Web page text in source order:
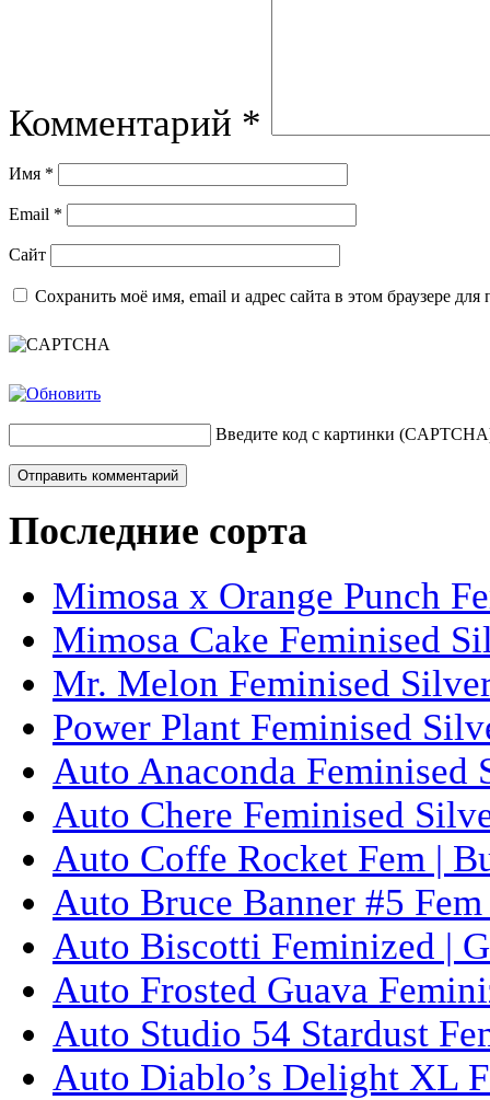
Комментарий *
Имя *
Email *
Сайт
Сохранить моё имя, email и адрес сайта в этом браузере
Введите код с картинки
Последние сорта
Mimosa x Orange Punch
Mimosa Cake Feminised
Mr. Melon Feminised
Power Plant Feminised
Auto Anaconda Feminised
Auto Chere Feminised
Auto Coffe Rocket Fem |
Auto Bruce Banner #5
Auto Biscotti Feminized |
Auto Frosted Guava
Auto Studio 54 Stardust
Auto Diablo’s Delight XL